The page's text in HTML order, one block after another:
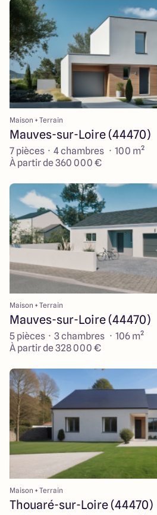
Maison + Terrain
Mauves-sur-Loire (44470)
7 pièces · 4 chambres · 100 m²
À partir de 360 000 €
Maison + Terrain
Mauves-sur-Loire (44470)
5 pièces · 3 chambres · 106 m²
À partir de 328 000 €
Maison + Terrain
Thouaré-sur-Loire (44470)